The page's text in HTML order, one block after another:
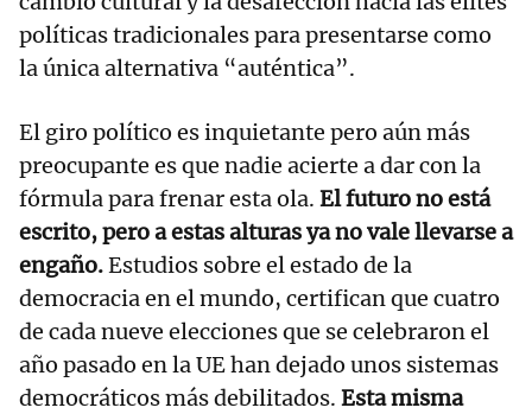
políticas tradicionales para presentarse como
la única alternativa “auténtica”.
El giro político es inquietante pero aún más
preocupante es que nadie acierte a dar con la
fórmula para frenar esta ola. El futuro no está
escrito, pero a estas alturas ya no vale llevarse a
engaño.Estudios sobre el estado de la
democracia en el mundo, certifican que cuatro
de cada nueve elecciones que se celebraron el
año pasado en la UE han dejado unos sistemas
democráticos más debilitados. Esta misma